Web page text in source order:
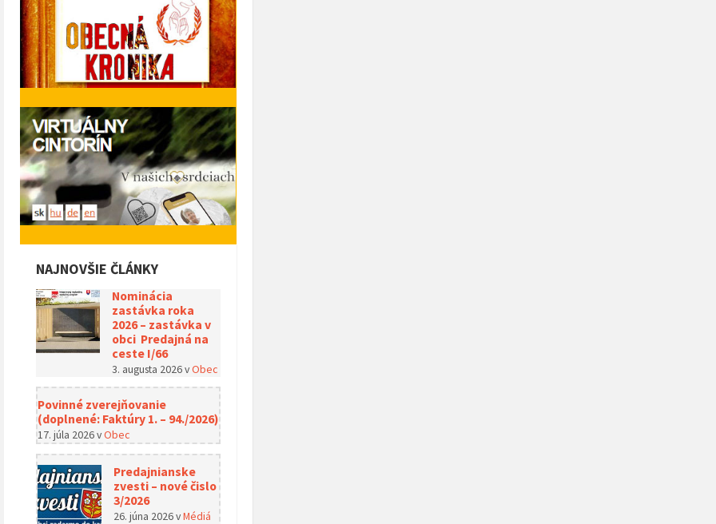
NAJNOVŠIE ČLÁNKY
Nominácia
zastávka roka
2026 – zastávka v
obci Predajná na
ceste I/66
3. augusta 2026vObec
Povinné zverejňovanie
(doplnené: Faktúry 1. – 94./2026)
17. júla 2026vObec
Predajnianske
zvesti – nové čislo
3/2026
26. júna 2026vMédiá